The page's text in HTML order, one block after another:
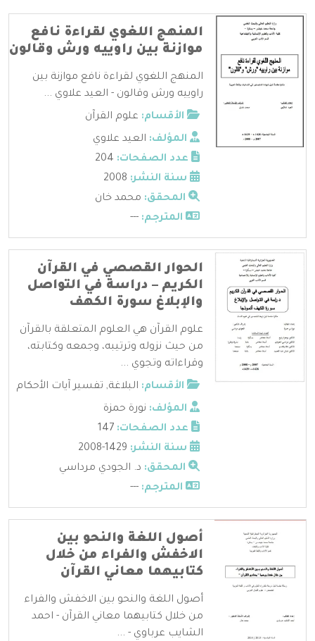
المنهج اللغوي لقراءة نافع
موازنة بين راوييه ورش وقالون
المنهج اللغوي لقراءة نافع موازنة بين
راوييه ورش وقالون - العيد علاوي ...
الأقسام: علوم القرآن
المؤلف: العيد علاوي
عدد الصفحات:
سنة النشر:
المحقق: محمد خان
المترجم: ---
الحوار القصصي في القرآن
الكريم – دراسة في التواصل
والإبلاغ سورة الكهف
علوم القرآن هي العلوم المتعلقة بالقرآن
من حيث نزوله وترتيبه، وجمعه وكتابته،
وقراءاته وتجوي ...
الأقسام: البلاغة, تفسير آيات الأحكام
المؤلف: نورة حمزة
عدد الصفحات:
سنة النشر:
المحقق: د. الجودي مرداسي
المترجم: ---
أصول اللغة والنحو بين
الاخفش والفراء من خلال
كتابيهما معاني القرآن
أصول اللغة والنحو بين الاخفش والفراء
من خلال كتابيهما معاني القرآن - احمد
الشايب عرباوي - ...